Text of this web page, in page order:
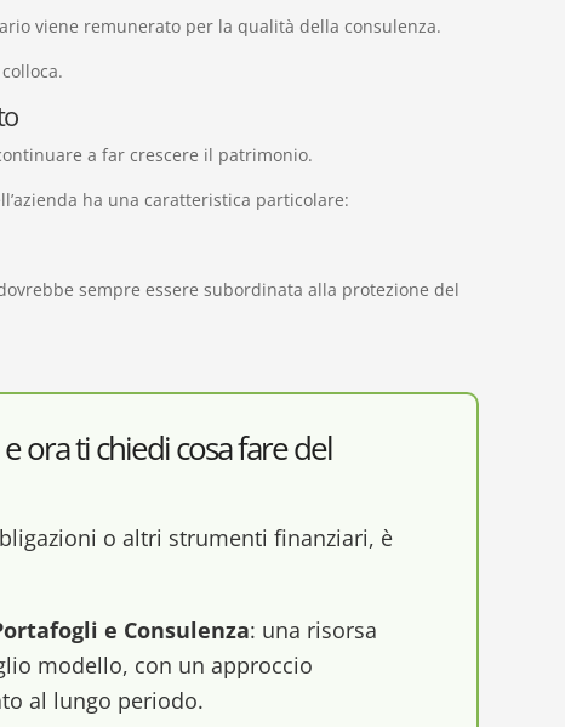
viene remunerato per la qualità della consulenza.
a far crescere il patrimonio.
ha una caratteristica particolare:
sempre essere subordinata alla protezione del
ora ti chiedi cosa fare del
o altri strumenti finanziari, è
e Consulenza: una risorsa
modello, con un approccio
al lungo periodo.